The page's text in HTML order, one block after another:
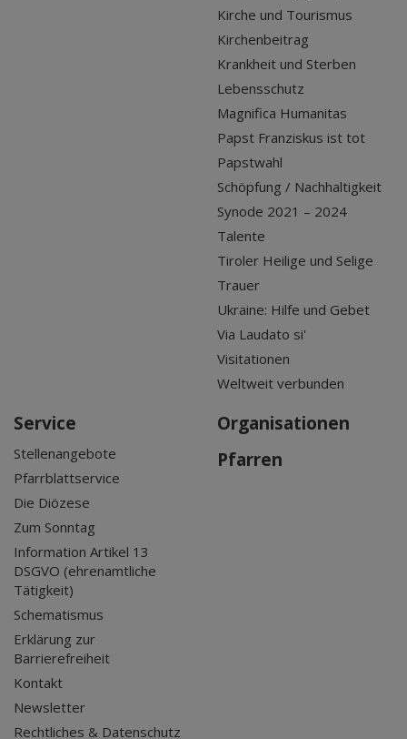
Kirche und Tourismus
Kirchenbeitrag
Krankheit und Sterben
Lebensschutz
Magnifica Humanitas
Papst Franziskus ist tot
Papstwahl
Schöpfung / Nachhaltigkeit
Synode 2021 – 2024
Talente
Tiroler Heilige und Selige
Trauer
Ukraine: Hilfe und Gebet
Via Laudato si'
Visitationen
Weltweit verbunden
Service
Stellenangebote
Pfarrblattservice
Die Diözese
Zum Sonntag
Information Artikel 13
DSGVO (ehrenamtliche
Tätigkeit)
Schematismus
Erklärung zur
Barrierefreiheit
Kontakt
Newsletter
Rechtliches & Datenschutz
Organisationen
Pfarren